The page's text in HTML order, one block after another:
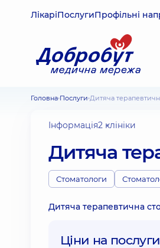
ЛікаріПослугиПрофільні
Головна Послуги Дитяча
Інформація2 клініки
Дитяча
Стоматологи
Дитяча терапевтична
Ціни на